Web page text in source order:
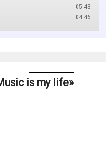
05:43
04:46
is my life